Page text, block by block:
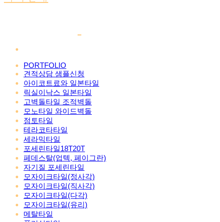
PORTFOLIO
견적상담 샘플신청
아이코트료와 일본타일
릭실이낙스 일본타일
고벽돌타일 조적벽돌
모노타일 와이드벽돌
점토타일
테라코타타일
세라믹타일
포세린타일18T20T
페데스탈(업텍, 페이그란)
자기질 포세린타일
모자이크타일(정사각)
모자이크타일(직사각)
모자이크타일(다각)
모자이크타일(유리)
메탈타일